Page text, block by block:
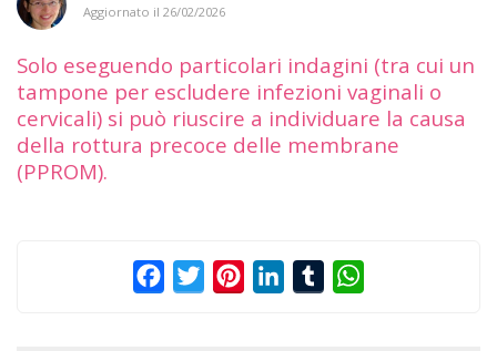
Aggiornato il 26/02/2026
Solo eseguendo particolari indagini (tra cui un
tampone per escludere infezioni vaginali o
cervicali) si può riuscire a individuare la causa
della rottura precoce delle membrane
(PPROM).
FacebookTwitterPinterestLinkedInTumblr